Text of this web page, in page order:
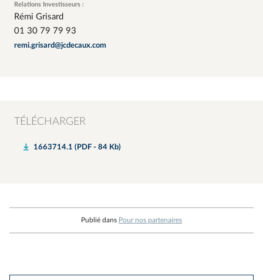
Relations Investisseurs :
Rémi Grisard
01 30 79 79 93
remi.grisard@jcdecaux.com
TÉLÉCHARGER
1663714.1 (PDF - 84 Kb)
Publié dans Pour nos partenaires